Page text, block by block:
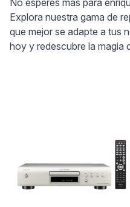
No esperes más para
Explora nuestra gama de
que mejor se adapte a tus
hoy y redescubre la magia